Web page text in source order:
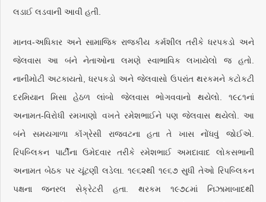
લડાઈ લડવાની આવી હતી.
માનવ-અધિકાર અને સામાજિક રાજકીય કર્મશીલ તરીકે ધરપકડો અને
જેલવાસ આ બંને નેતાઓના લમણે સ્વાભાવિક લખાયેલો જ હતો.
નાનીમોટી અટકાયતો, ધરપકડો અને જેલવાસો ઉપરાંત થરકમને કટોકટી
દરમિયાન મિસા હેઠળ લાંબો જેલવાસ ભોગવવાનો થયેલો. ૧૯૮૧નાં
અનામત-વિરોધી રમખાણો વખતે રમેશભાઈને પણ જેલવાસ થયેલો. આ
બંને સમયગાળા કૉંગ્રેસી રાજવટના હતા તે ખાસ નોંધવું જોઈએ.
રિપબ્લિકન પાર્ટીના ઉમેદવાર તરીકે રમેશભાઈ અમદાવાદ લોકસભાની
અનામત બેઠક પર ચૂંટણી લડેલા. ૧૯૬૨થી ૧૯૬૭ સુધી તેઓ રિપબ્લિકન
પક્ષના જનરલ સેક્રેટરી હતા. થરકમ ૧૯૭૮માં નિઝામાબાદથી